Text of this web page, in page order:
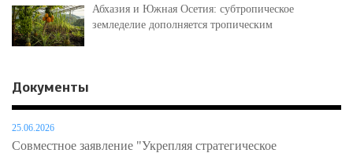
Абхазия и Южная Осетия: субтропическое
земледелие дополняется тропическим
Документы
25.06.2026
Совместное заявление "Укрепляя стратегическое